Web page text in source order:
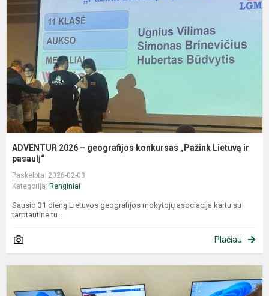
ADVENTUR 2026 – geografijos konkursas „Pažink Lietuvą ir
pasaulį“
Paskelbta: 2026-02-03
Kategorija: Renginiai
Sausio 31 dieną Lietuvos geografijos mokytojų asociacija kartu su
tarptautine tu...
Plačiau